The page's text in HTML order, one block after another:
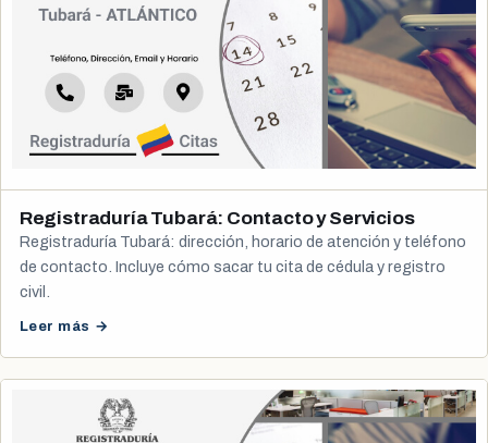
Registraduría Tubará: Contacto y Servicios
Registraduría Tubará: dirección, horario de atención y teléfono
de contacto. Incluye cómo sacar tu cita de cédula y registro
civil.
Leer más →